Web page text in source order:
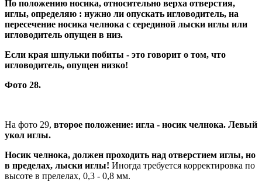
По положению носика, относительно верха отверстия,
иглы, определяю : нужно ли опускать игловодитель, на
пересечение носика челнока с серединой лыски иглы или
игловодитель опущен в низ.
Если края шпульки побиты - это говорит о том, что
игловодитель, опущен низко!
Фото 28.
На фото 29, второе положение: игла - носик челнока. Левый
укол иглы.
Носик челнока, должен проходить над отверстием иглы, но
в пределах, лыски иглы! Иногда требуется корректировка по
высоте в прелелах, 0,3 - 0,8 мм.